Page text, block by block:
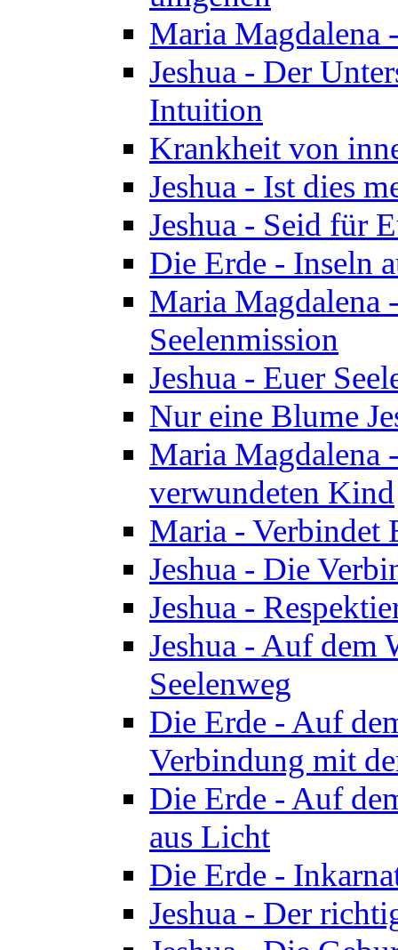
Maria Magdalena
Jeshua - Der
Intuition
Krankheit von
Jeshua - Ist dies
Jeshua - Seid für
Die Erde - Inseln
Maria Magdalena
Seelenmission
Jeshua - Euer
Nur eine Blume
Maria Magdalena
verwundeten Kind
Maria - Verbindet
Jeshua - Die
Jeshua -
Jeshua - Auf dem
Seelenweg
Die Erde - Auf
Verbindung mit
Die Erde - Auf
aus Licht
Die Erde -
Jeshua - Der